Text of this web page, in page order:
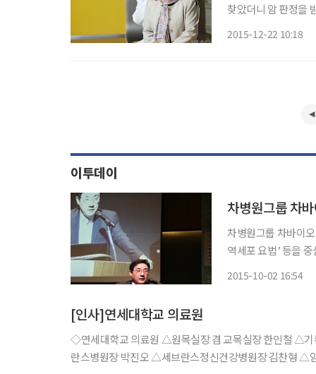
찾았더니 암 판정을
2015-12-22 10:18
이투데이
차병원그룹 차
차병원그룹 차바이
역세포 요법’ 등을
2015-10-02 16:54
[인사]연세대학교 의료원
◇연세대학교 의료원 △원목실장 겸 교목실장 한인철 △
란스병원장 박진오 △세브란스정신건강병원장 김찬형